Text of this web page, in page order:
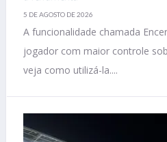
5 DE AGOSTO DE 2026
A funcionalidade chamada
jogador com maior controle
veja como utilizá-la....